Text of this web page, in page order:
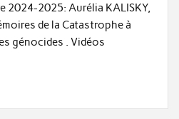
2024-2025: Aurélia KALISKY,
de la Catastrophe à
génocides . Vidéos